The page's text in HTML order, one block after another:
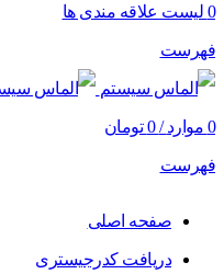
0 لیست علاقه مندی ها
فهرست
0 موارد /
0 تومان
فهرست
صفحه اصلی
دریافت کدرجیستری